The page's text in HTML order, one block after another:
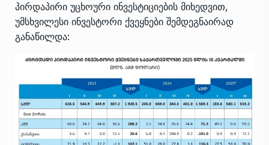
პირდაპირი უცხოური ინვესტიციების მიხედვით,
უმსხვილესი ინვესტორი ქვეყნები შემდეგნაირად
განაწილდა: